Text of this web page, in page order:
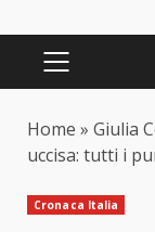
PRIMARY
Home » Giulia
uccisa: tutti i
Cronaca Italia